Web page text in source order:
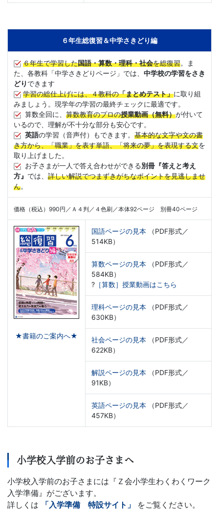
６年生総復習＆中学さきどり編
６年生で学習した国語・算数・理科・社会を総復習。ま
た、各教科「中学さきどりページ」では、 中学校の学習をさき
どり できます
学習の総仕上げには、４教科の「まとめテスト」に取り組
みましょう。現学年の学習の最終チェックに最適です。
算数全回に、 算数教育のプロの授業動画（無料）が付いて
いるので、理解が不十分な部分も安心です。
英語の学習（音声付）もできます。 基本的な文字や文の書
き方から、「職業」を表す単語、「将来の夢」を表現する文を
取り上げました。
お子さまが一人で答え合わせができる別冊『答えと考え
方』 では、 詳しい解説でつまずきがちなポイントを見逃しませ
ん。
価格（税込）990円／Ａ４判／４色刷／本体92ページ 別冊40ページ
★書籍のご案内へ★
国語ページの見本
（PDF形式／
514KB）
算数ページの見本 （PDF形式／
584KB）
? ［算数］授業動画はこちら
理科ページの見本 （PDF形式／
630KB）
社会ページの見本 （PDF形式／
622KB）
解説ページの見本 （PDF形式／
91KB）
英語ページの見本 （PDF形式／
457KB）
小学校入学前のお子さまへ
小学校入学前のお子さまには『Ｚ会小学生わくわくワーク
入学準備』がございます。
詳しくは
「入学準備 特設サイト」 をご覧ください。